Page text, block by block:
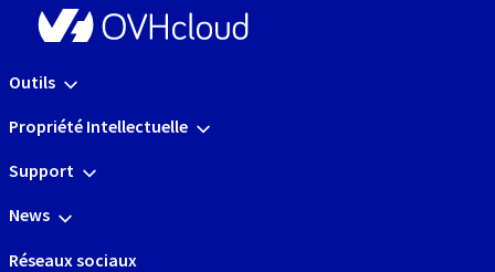
Outils
Propriété Intellectuelle
Support
News
Réseaux sociaux